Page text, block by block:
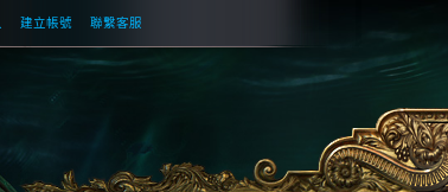
建立帳號 聯繫客服